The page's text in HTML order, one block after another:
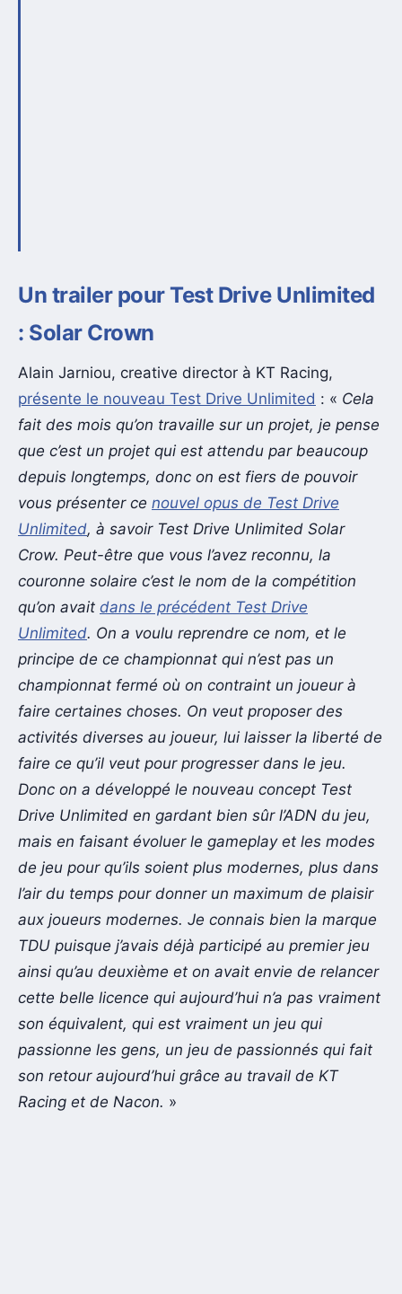
Un trailer pour Test Drive Unlimited
: Solar Crown
Alain Jarniou, creative director à KT Racing,
présente le nouveau Test Drive Unlimited : « Cela
fait des mois qu’on travaille sur un projet, je pense
que c’est un projet qui est attendu par beaucoup
depuis longtemps, donc on est fiers de pouvoir
vous présenter ce nouvel opus de Test Drive
Unlimited, à savoir Test Drive Unlimited Solar
Crow. Peut-être que vous l’avez reconnu, la
couronne solaire c’est le nom de la compétition
qu’on avait dans le précédent Test Drive
Unlimited. On a voulu reprendre ce nom, et le
principe de ce championnat qui n’est pas un
championnat fermé où on contraint un joueur à
faire certaines choses. On veut proposer des
activités diverses au joueur, lui laisser la liberté de
faire ce qu’il veut pour progresser dans le jeu.
Donc on a développé le nouveau concept Test
Drive Unlimited en gardant bien sûr l’ADN du jeu,
mais en faisant évoluer le gameplay et les modes
de jeu pour qu’ils soient plus modernes, plus dans
l’air du temps pour donner un maximum de plaisir
aux joueurs modernes. Je connais bien la marque
TDU puisque j’avais déjà participé au premier jeu
ainsi qu’au deuxième et on avait envie de relancer
cette belle licence qui aujourd’hui n’a pas vraiment
son équivalent, qui est vraiment un jeu qui
passionne les gens, un jeu de passionnés qui fait
son retour aujourd’hui grâce au travail de KT
Racing et de Nacon. »